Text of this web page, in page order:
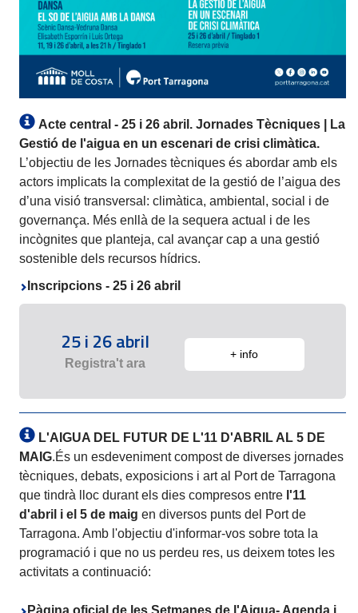
Acte central - 25 i 26 abril. Jornades Tècniques | La
Gestió de l'aigua en un escenari de crisi climàtica.
L’objectiu de les Jornades tècniques és abordar amb els
actors implicats la complexitat de la gestió de l’aigua des
d’una visió transversal: climàtica, ambiental, social i de
governança. Més enllà de la sequera actual i de les
incògnites que planteja, cal avançar cap a una gestió
sostenible dels recursos hídrics.
Inscripcions - 25 i 26 abril
25 i 26 abril
Registra't ara
+ info
L'AIGUA DEL FUTUR DE L'11 D'ABRIL AL 5 DE
MAIG.És un esdeveniment compost de diverses jornades
tècniques, debats, exposicions i art al Port de Tarragona
que tindrà lloc durant els dies compresos entre l'11
d'abril i el 5 de maigen diversos punts del Port de
Tarragona. Amb l'objectiu d'informar-vos sobre tota la
programació i que no us perdeu res, us deixem totes les
activitats a continuació:
Pàgina oficial de les Setmanes de l'Aigua- Agenda i